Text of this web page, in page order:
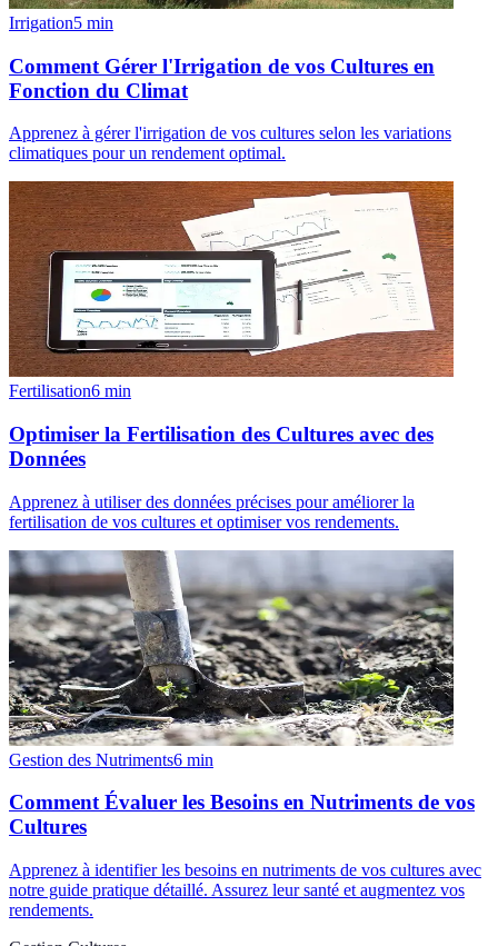
Irrigation5 min
Comment Gérer l'Irrigation de vos Cultures en
Fonction du Climat
Apprenez à gérer l'irrigation de vos cultures selon les variations
climatiques pour un rendement optimal.
Fertilisation6 min
Optimiser la Fertilisation des Cultures avec des
Données
Apprenez à utiliser des données précises pour améliorer la
fertilisation de vos cultures et optimiser vos rendements.
Gestion des Nutriments6 min
Comment Évaluer les Besoins en Nutriments de vos
Cultures
Apprenez à identifier les besoins en nutriments de vos cultures avec
notre guide pratique détaillé. Assurez leur santé et augmentez vos
rendements.